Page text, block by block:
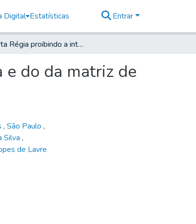
Digital Estatísticas Entrar
Carta Régia proibindo a intervenção do vigário da vara e do da matriz de Santos na casa de misericórdia daquela vila
do da matriz de
, São Paulo ,
Silva ,
de Lavre